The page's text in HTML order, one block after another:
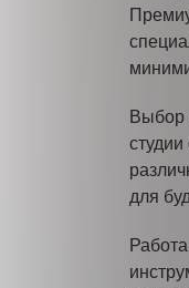
Выбор
для